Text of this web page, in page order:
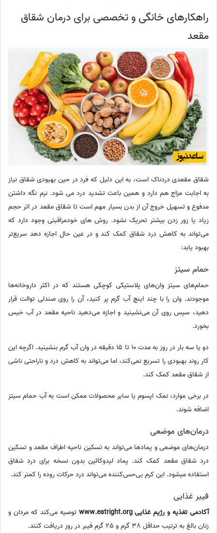
راهکارهای خانگی و تخصصی برای درمان شقاق
مقعد
شقاق مقعدی دردناک است، به این دلیل که فرد در حین بهبودی شقاق نیاز
به اجابت مزاج هم دارد و همین باعث تشدید درد می شود. نرم نگه داشتن
مدفوع و تسهیل خروج آن از بدن بسیار مهم است تا شقاق مقعد در اثر حجم
زیاد یا زور زدن بیشتر تحریک نشود. روش های خودمراقبتی وجود دارد که
می‌تواند به کاهش درد شقاق کمک کند و در عین حال اجازه دهد سریع‌تر
بهبود یابد:
حمام سیتز
حمام‌های سیتز وان‌های پلاستیکی کوچکی هستند که در اکثر داروخانه‌ها
موجودند. وان را با چند اینچ آب گرم پر کنید، آن را روی صندلی توالت قرار
دهید، سپس روی آن می‌نشینید و اجازه می‌دهید ناحیه مقعد در آب خیس
بخورد.
دو یا سه بار در روز به مدت 10 تا 15 دقیقه در وان آب گرم بنشینید. اگرچه این
کار روند بهبودی را تسریع نمی‌کند، اما می‌تواند به کاهش درد و ناراحتی ناشی
از شقاق مقعد کمک کند.
در برخی موارد، نمک اپسوم یا سایر محصولات ممکن است به آب حمام سیتز
اضافه شوند.
درمان‌های موضعی
درمان‌های موضعی و پمادها می‌تواند به تسکین ناحیه اطراف مقعد و تسکین
درد شقاق مقعد کمک کند. پماد لیدوکائین بدون نسخه برای درد شقاق
استفاده میشود. این کرم بی‌حس‌کننده می‌تواند درد حرکات روده را کمتر کند.
فیبر غذایی
آکادمی تغذیه و رژیم غذایی www.eatright.org
توصیه می‌کند که مردان و
زنان بالغ به ترتیب حداقل 38 گرم و 25 گرم فیبر در روز دریافت کنند.